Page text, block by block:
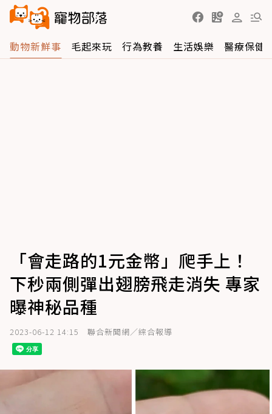
動物新鮮事 毛起來玩 行為教養 生活娛樂 醫療保健
「會走路的1元金幣」爬手上！
下秒兩側彈出翅膀飛走消失 專家
曝神秘品種
2023-06-12 14:15 聯合新聞網／綜合報導